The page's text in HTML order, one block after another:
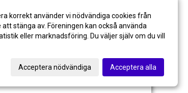
23:05
korrekt använder vi nödvändiga cookies från
stänga av. Föreningen kan också använda
eller marknadsföring. Du väljer själv om du vill
Acceptera nödvändiga Acceptera alla